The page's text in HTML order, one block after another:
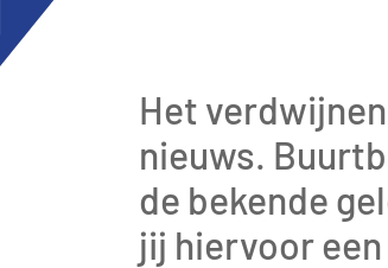
Het
nieuws.
de bekende
jij hiervoor